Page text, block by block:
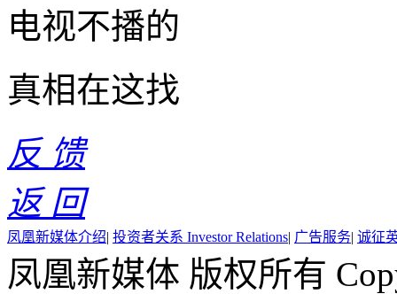
电视不播的
真相在这找
反 馈
返 回
凤凰新媒体介绍| 投资者关系 Investor Relations| 广告服务| 诚征
凤凰新媒体 版权所有